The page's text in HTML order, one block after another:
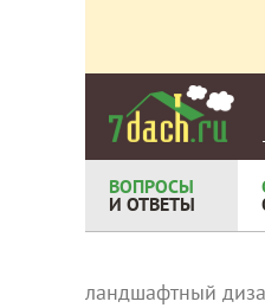
ВОПРОСЫ
И ОТВЕТЫ
ландшафтный